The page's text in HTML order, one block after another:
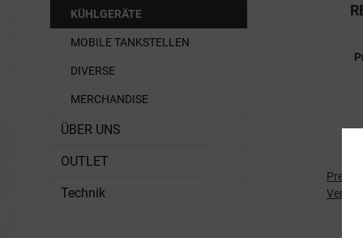
KÜHLGERÄTE
MOBILE TANKSTELLEN
DIVERSE
MERCHANDISE
ÜBER UNS
OUTLET
Technik
Preise